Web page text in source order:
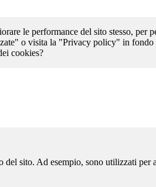
le performance del sito stesso,
o visita la "Privacy policy" in
cookies?
sito. Ad esempio, sono utilizzati